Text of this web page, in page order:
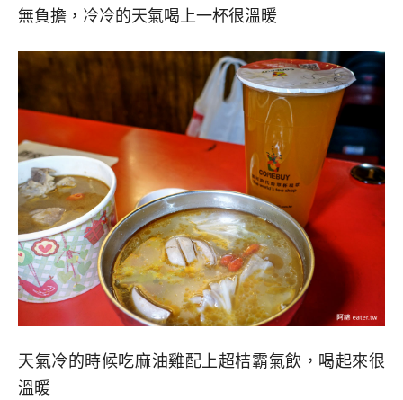
無負擔，冷冷的天氣喝上一杯很溫暖
天氣冷的時候吃麻油雞配上超桔霸氣飲，喝起來很
溫暖